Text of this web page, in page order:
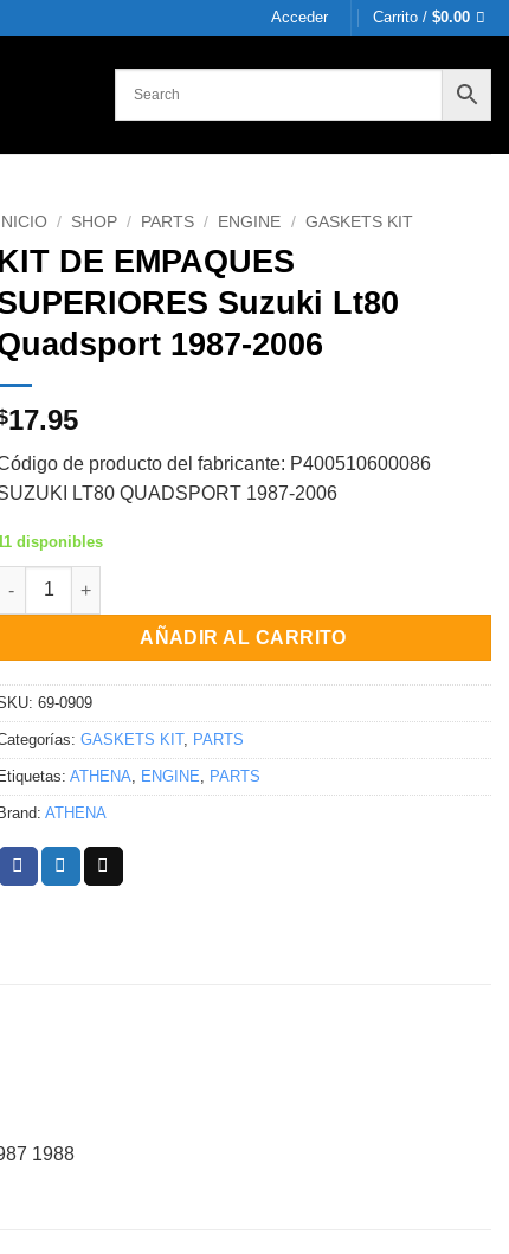
Acceder Carrito /$0.00
INICIO / SHOP / PARTS / ENGINE / GASKETS KIT
DE EMPAQUES
Suzuki Lt80
1987-2006
17.95
de producto del fabricante: P400510600086
LT80 QUADSPORT 1987-2006
disponibles
KIT DE EMPAQUES SUPERIORES Suzuki Lt80 Quadsport
AÑADIR AL CARRITO
69-0909
GASKETS KIT, PARTS
Etiquetas: ATHENA, ENGINE, PARTS
Brand: ATHENA
1988